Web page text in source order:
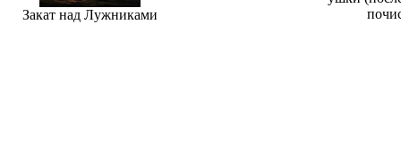
Закат над Лужниками